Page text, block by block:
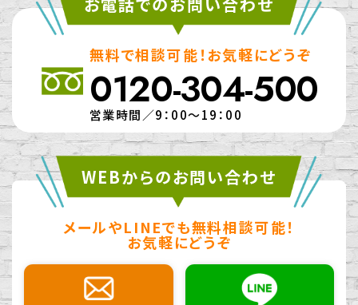
無料で相談可能！お気軽にどうぞ
0120-304-500
営業時間／9：00～19：00
WEBからのお問い合わせ
メールやLINEでも無料相談可能！
お気軽にどうぞ